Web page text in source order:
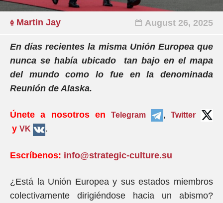
Martin Jay August 26, 2025
En días recientes la misma Unión Europea que
nunca se había ubicado tan bajo en el mapa
del mundo como lo fue en la denominada
Reunión de Alaska.
Únete a nosotros enTelegram , Twitter
y VK .
Escríbenos: info@strategic-culture.su
¿Está la Unión Europea y sus estados miembros
colectivamente dirigiéndose hacia un abismo?